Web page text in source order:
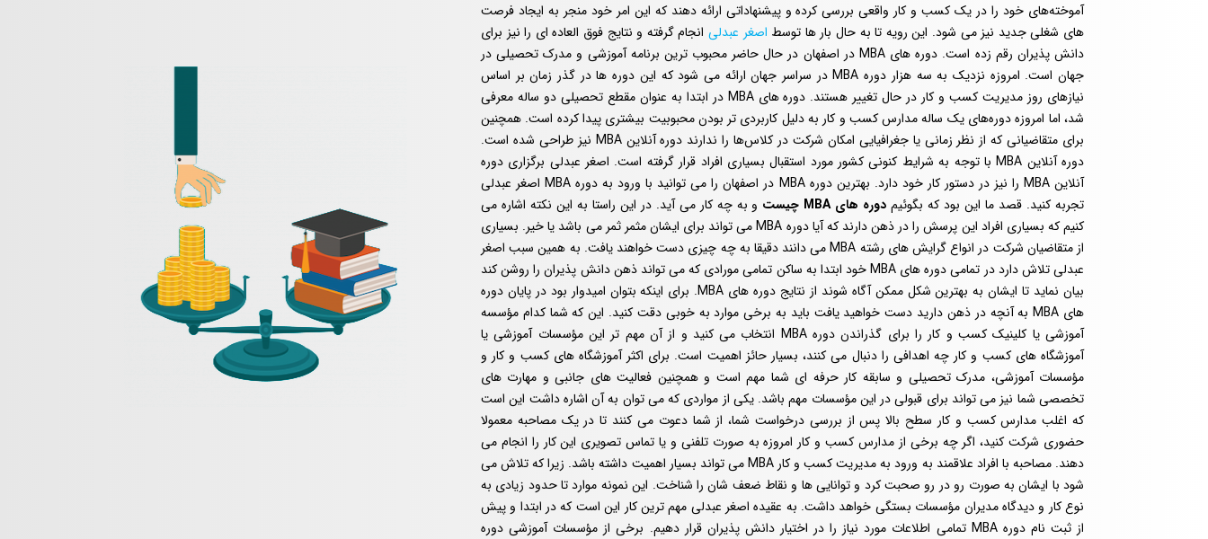
آموخته‌های خود را در یک کسب و کار واقعی بررسی کرده و پیشنهاداتی ارائه دهند که این امر خود منجر به ایجاد فرصت
های شغلی جدید نیز می ‌شود. این رویه تا به حال بار ها توسط اصغر عبدلی انجام گرفته و نتایج فوق العاده ای را نیز برای
دانش پذیران رقم زده است. دوره های MBA در اصفهان در حال حاضر محبوب ‌ترین برنامه آموزشی و مدرک تحصیلی در
جهان است. امروزه نزدیک به سه هزار دوره MBA در سراسر جهان ارائه می‌ شود که این دوره‌ ها در گذر زمان بر اساس
نیازهای روز مدیریت کسب و کار در حال تغییر هستند. دوره های MBA در ابتدا به عنوان مقطع تحصیلی دو ساله معرفی
شد، اما امروزه دوره‌های یک ساله مدارس کسب و کار به دلیل کاربردی ‌تر بودن محبوبیت بیشتری پیدا کرده است. همچنین
برای متقاضیانی که از نظر زمانی یا جغرافیایی امکان شرکت در کلاس‌ها را ندارند دوره آنلاین MBA نیز طراحی شده است.
دوره آنلاین MBA با توجه به شرایط کنونی کشور مورد استقبال بسیاری افراد قرار گرفته است. اصغر عبدلی برگزاری دوره
آنلاین MBA را نیز در دستور کار خود دارد. بهترین دوره MBA در اصفهان را می توانید با ورود به دوره MBA اصغر عبدلی
تجربه کنید. قصد ما این بود که بگوئیم دوره های MBA چیست
و به چه کار می آید. در این راستا به این نکته اشاره می
کنیم که بسیاری افراد این پرسش را در ذهن دارند که آیا دوره MBA می تواند برای ایشان مثمر ثمر می باشد یا خیر. بسیاری
از متقاضیان شرکت در انواع گرایش های رشته MBA می دانند دقیقا به چه چیزی دست خواهند یافت. به همین سبب اصغر
عبدلی تلاش دارد در تمامی دوره های MBA خود ابتدا به ساکن تمامی مورادی که می تواند ذهن دانش پذیران را روشن کند
بیان نماید تا ایشان به بهترین شکل ممکن آگاه شوند از نتایج دوره های MBA. برای اینکه بتوان امیدوار بود در پایان دوره
های MBA به آنچه در ذهن دارید دست خواهید یافت باید به برخی موارد به خوبی دقت کنید. این که شما کدام مؤسسه
آموزشی یا کلینیک کسب و کار را برای گذراندن دوره MBA انتخاب می ‌کنید و از آن مهم تر این مؤسسات آموزشی یا
آموزشگاه های کسب و کار چه اهدافی را دنبال می ‌کنند، بسیار حائز اهمیت است. برای اکثر آموزشگاه های کسب و کار و
مؤسسات آموزشی، مدرک تحصیلی و سابقه کار حرفه ای شما مهم است و همچنین فعالیت ‌های جانبی و مهارت ‌های
تخصصی شما نیز می ‌تواند برای قبولی در این مؤسسات مهم باشد. یکی از مواردی که می توان به آن اشاره داشت این است
که اغلب مدارس کسب و کار سطح بالا پس از بررسی درخواست شما، از شما دعوت می ‌کنند تا در یک مصاحبه معمولا
حضوری شرکت کنید، اگر چه برخی از مدارس کسب و کار امروزه به صورت تلفنی و یا تماس تصویری این کار را انجام می
‌دهند. مصاحبه با افراد علاقمند به ورود به مدیریت کسب و کار MBA می تواند بسیار اهمیت داشته باشد. زیرا که تلاش می
شود با ایشان به صورت رو در رو صحبت کرد و توانایی ها و نقاط ضعف شان را شناخت. این نمونه موارد تا حدود زیادی به
نوع کار و دیدگاه مدیران مؤسسات بستگی خواهد داشت. به عقیده اصغر عبدلی مهم ترین کار این است که در ابتدا و پیش
از ثبت نام دوره MBA تمامی اطلاعات مورد نیاز را در اختیار دانش پذیران قرار دهیم. برخی از مؤسسات آموزشی دوره